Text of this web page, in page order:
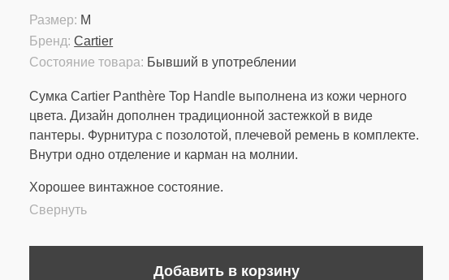
Состояние товара: Бывший в употреблении
Бренд: Cartier
Размер: M
Сумка Cartier Panthère Top Handle выполнена из кожи черного
цвета. Дизайн дополнен традиционной застежкой в виде
пантеры. Фурнитура с позолотой, плечевой ремень в комплекте.
Внутри одно отделение и карман на молнии.
Хорошее винтажное состояние.
Свернуть
Добавить в корзину